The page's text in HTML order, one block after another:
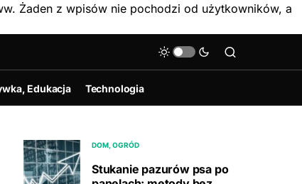
Żaden z wpisów nie pochodzi od użytkowników, a
Edukacja Technologia
DOM, OGRÓD
Stukanie pazurów psa po